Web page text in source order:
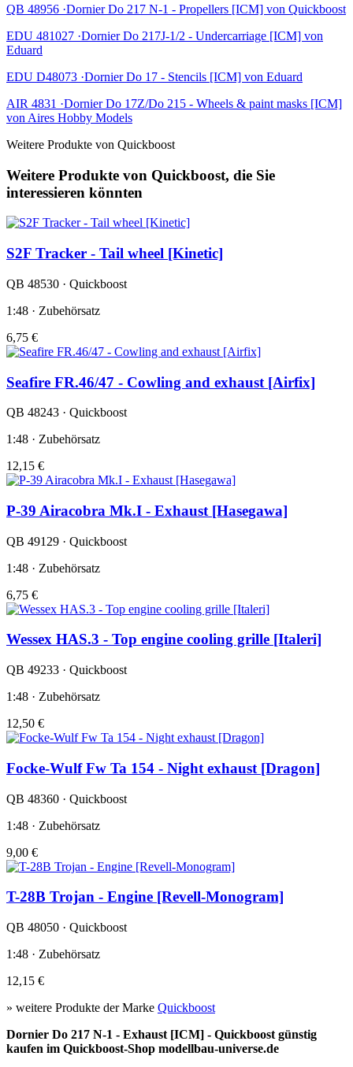
QB 48956 ·Dornier Do 217 N-1 - Propellers [ICM] von Quickboost
EDU 481027 ·Dornier Do 217J-1/2 - Undercarriage [ICM] von
Eduard
EDU D48073 ·Dornier Do 17 - Stencils [ICM] von Eduard
AIR 4831 ·Dornier Do 17Z/Do 215 - Wheels & paint masks [ICM]
von Aires Hobby Models
Weitere Produkte von Quickboost
Weitere Produkte von Quickboost, die Sie
interessieren könnten
S2F Tracker - Tail wheel [Kinetic]
QB 48530 · Quickboost
1:48 · Zubehörsatz
6,75 €
Seafire FR.46/47 - Cowling and exhaust [Airfix]
QB 48243 · Quickboost
1:48 · Zubehörsatz
12,15 €
P-39 Airacobra Mk.I - Exhaust [Hasegawa]
QB 49129 · Quickboost
1:48 · Zubehörsatz
6,75 €
Wessex HAS.3 - Top engine cooling grille [Italeri]
QB 49233 · Quickboost
1:48 · Zubehörsatz
12,50 €
Focke-Wulf Fw Ta 154 - Night exhaust [Dragon]
QB 48360 · Quickboost
1:48 · Zubehörsatz
9,00 €
T-28B Trojan - Engine [Revell-Monogram]
QB 48050 · Quickboost
1:48 · Zubehörsatz
12,15 €
» weitere Produkte der Marke Quickboost
Dornier Do 217 N-1 - Exhaust [ICM] - Quickboost günstig
kaufen im Quickboost-Shop modellbau-universe.de